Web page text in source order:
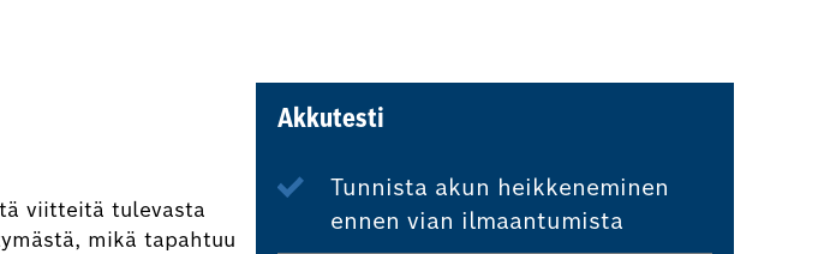
viitteitä tulevasta
mikä tapahtuu
Akkutesti
Tunnista akun heikkeneminen
ennen vian ilmaantumista